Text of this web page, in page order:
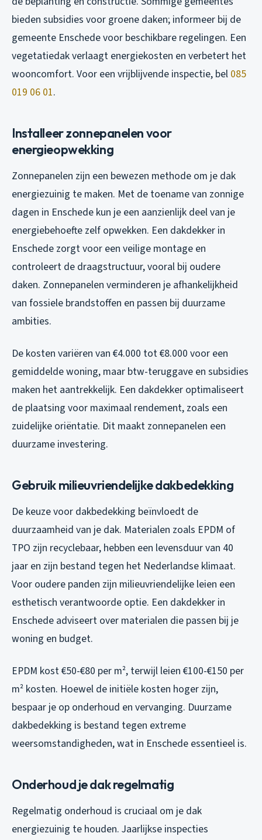
bieden subsidies voor groene daken; informeer bij de
gemeente Enschede voor beschikbare regelingen. Een
vegetatiedak verlaagt energiekosten en verbetert het
wooncomfort. Voor een vrijblijvende inspectie, bel 085
019 06 01.
Installeer zonnepanelen voor
energieopwekking
Zonnepanelen zijn een bewezen methode om je dak
energiezuinig te maken. Met de toename van zonnige
dagen in Enschede kun je een aanzienlijk deel van je
energiebehoefte zelf opwekken. Een dakdekker in
Enschede zorgt voor een veilige montage en
controleert de draagstructuur, vooral bij oudere
daken. Zonnepanelen verminderen je afhankelijkheid
van fossiele brandstoffen en passen bij duurzame
ambities.
De kosten variëren van €4.000 tot €8.000 voor een
gemiddelde woning, maar btw-teruggave en subsidies
maken het aantrekkelijk. Een dakdekker optimaliseert
de plaatsing voor maximaal rendement, zoals een
zuidelijke oriëntatie. Dit maakt zonnepanelen een
duurzame investering.
Gebruik milieuvriendelijke dakbedekking
De keuze voor dakbedekking beïnvloedt de
duurzaamheid van je dak. Materialen zoals EPDM of
TPO zijn recyclebaar, hebben een levensduur van 40
jaar en zijn bestand tegen het Nederlandse klimaat.
Voor oudere panden zijn milieuvriendelijke leien een
esthetisch verantwoorde optie. Een dakdekker in
Enschede adviseert over materialen die passen bij je
woning en budget.
EPDM kost €50-€80 per m², terwijl leien €100-€150 per
m² kosten. Hoewel de initiële kosten hoger zijn,
bespaar je op onderhoud en vervanging. Duurzame
dakbedekking is bestand tegen extreme
weersomstandigheden, wat in Enschede essentieel is.
Onderhoud je dak regelmatig
Regelmatig onderhoud is cruciaal om je dak
energiezuinig te houden. Jaarlijkse inspecties